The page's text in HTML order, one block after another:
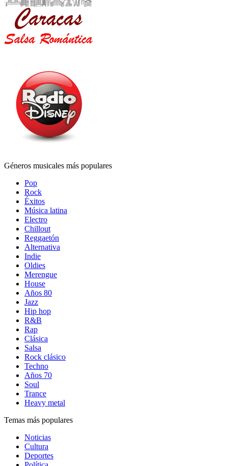
Géneros musicales más populares
Pop
Rock
Éxitos
Música latina
Electro
Chillout
Reggaetón
Alternativa
Indie
Oldies
Merengue
House
Años 80
Jazz
Hip hop
R&B
Rap
Clásica
Salsa
Rock clásico
Techno
Años 70
Soul
Trance
Heavy metal
Temas más populares
Noticias
Cultura
Deportes